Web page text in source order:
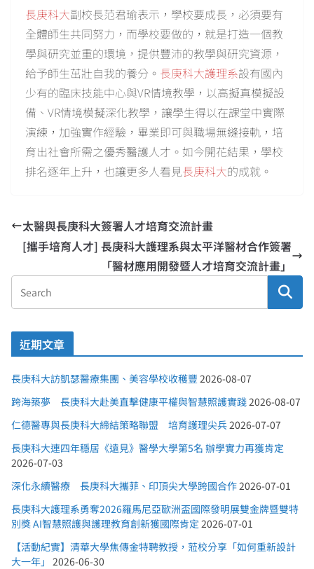
長庚科大副校長范君瑜表示，學校要成長，必須要有
全體師生共同努力，而學校要做的，就是打造一個教
學與研究並重的環境，提供豐沛的教學與研究資源，
給予師生茁壯自我的養分。 長庚科大護理系設有國內
少有的臨床技能中心與VR情境教學，以高擬真模擬設
備、VR情境模擬深化教學，讓學生得以在課堂中實際
演練，加強實作經驗，畢業即可與職場無縫接軌，培
育出社會所需之優秀醫護人才。如今開花結果，學校
排名逐年上升，也讓更多人看見長庚科大的成就。
太醫與長庚科大簽署人才培育交流計畫
[攜手培育人才] 長庚科大護理系與太平洋醫材合作簽署
「醫材應用開發暨人才培育交流計畫」
近期文章
長庚科大訪凱瑟醫療集團、美容學校收穫豐 2026-08-07
跨海築夢 長庚科大赴美直擊健康平權與智慧照護實踐 2026-08-07
仁德醫專與長庚科大締結策略聯盟 培育護理尖兵 2026-07-07
長庚科大連四年穩居《遠見》醫學大學第5名 辦學實力再獲肯定
2026-07-03
深化永續醫療 長庚科大攜菲、印頂尖大學跨國合作 2026-07-01
長庚科大護理系勇奪2026羅馬尼亞歐洲盃國際發明展雙金牌暨雙特
別獎 AI智慧照護與護理教育創新獲國際肯定 2026-07-01
【活動紀實】清華大學焦傳金特聘教授，蒞校分享「如何重新設計
大一年」
2026-06-30